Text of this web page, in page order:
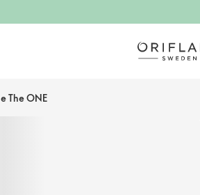
The ONE